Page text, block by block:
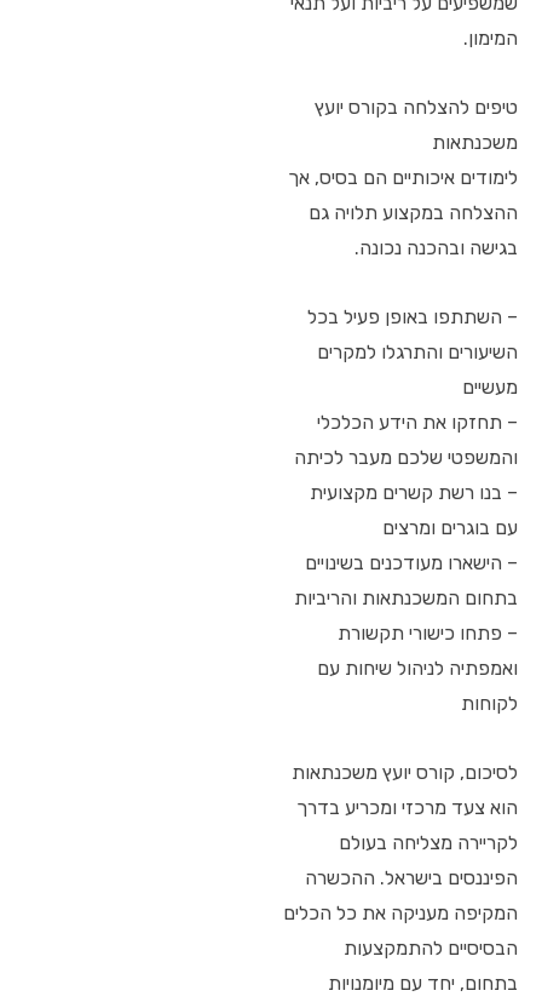
המימון.
טיפים להצלחה בקורס יועץ
משכנתאות
לימודים איכותיים הם בסיס, אך
ההצלחה במקצוע תלויה גם
בגישה ובהכנה נכונה.
– השתתפו באופן פעיל בכל
השיעורים והתרגלו למקרים
מעשיים
– תחזקו את הידע הכלכלי
והמשפטי שלכם מעבר לכיתה
– בנו רשת קשרים מקצועית
עם בוגרים ומרצים
– הישארו מעודכנים בשינויים
בתחום המשכנתאות והריביות
– פתחו כישורי תקשורת
ואמפתיה לניהול שיחות עם
לקוחות
לסיכום, קורס יועץ משכנתאות
הוא צעד מרכזי ומכריע בדרך
לקריירה מצליחה בעולם
הפיננסים בישראל. ההכשרה
המקיפה מעניקה את כל הכלים
הבסיסיים להתמקצעות
בתחום, יחד עם מיומנויות